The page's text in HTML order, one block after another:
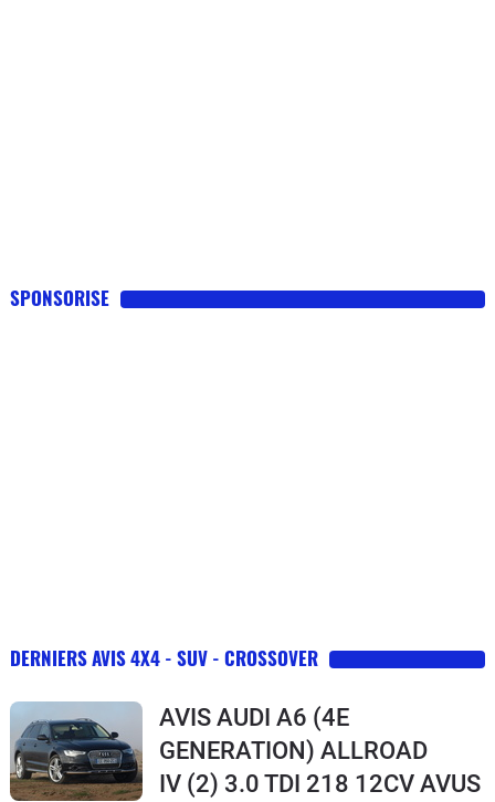
SPONSORISE
DERNIERS AVIS 4X4 - SUV - CROSSOVER
AVIS AUDI A6 (4E
GENERATION) ALLROAD
IV (2) 3.0 TDI 218 12CV AVUS